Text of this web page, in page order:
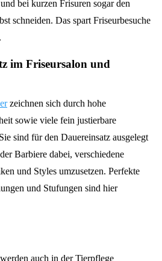
bei kurzen Frisuren sogar den
schneiden. Das spart Friseurbesuche
im Friseursalon und
zeichnen sich durch hohe
sowie viele fein justierbare
sind für den Dauereinsatz ausgelegt
Barbiere dabei, verschiedene
und Styles umzusetzen. Perfekte
und Stufungen sind hier
auch in der Tierpflege